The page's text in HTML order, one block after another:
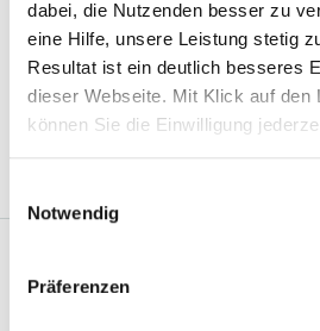
dabei, die Nutzenden besser zu
eine Hilfe, unsere Leistung stetig
Resultat ist ein deutlich besseres
dieser Webseite. Mit Klick auf den
können Sie die Einwilligung
Notwendig
Präferenzen
Bidirektionales Laden –
Photovoltaik
Solarwatt